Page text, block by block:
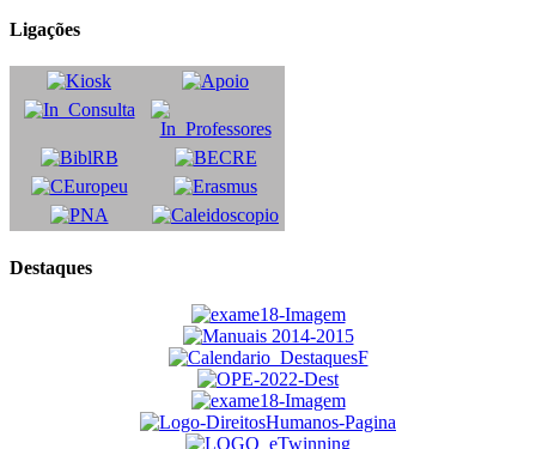
Ligações
Destaques